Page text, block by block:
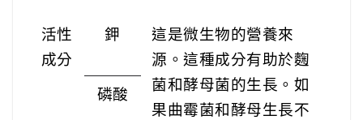
活性
成分
鉀
這是微生物的營養來
源。這種成分有助於麴
菌和酵母菌的生長。如
果曲霉菌和酵母生長不
磷酸